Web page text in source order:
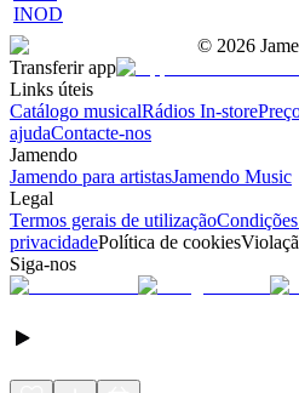
INOD
© 2026
Transferir app
Links úteis
Catálogo musicalRádios In-store
ajudaContacte-nos
Jamendo
Jamendo para artistasJamendo Music
Legal
Termos gerais de utilização
privacidadePolítica de cookies
Siga-nos